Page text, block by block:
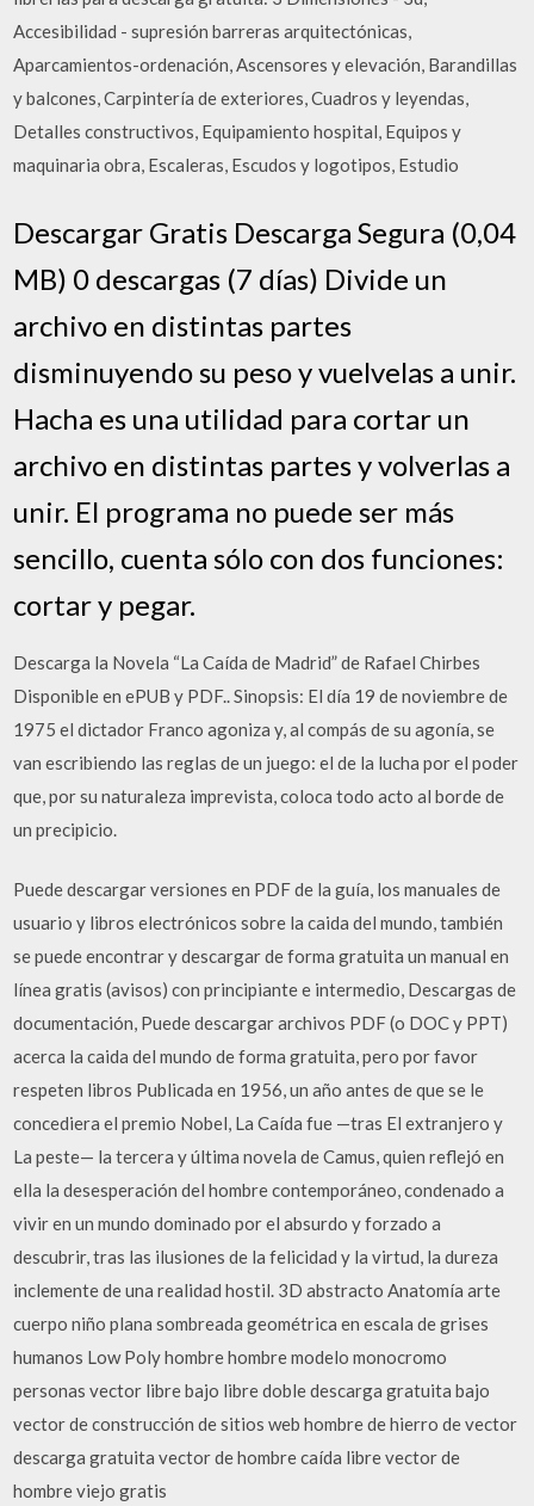
Accesibilidad - supresión barreras arquitectónicas,
Aparcamientos-ordenación, Ascensores y elevación, Barandillas
y balcones, Carpintería de exteriores, Cuadros y leyendas,
Detalles constructivos, Equipamiento hospital, Equipos y
maquinaria obra, Escaleras, Escudos y logotipos, Estudio
Descargar Gratis Descarga Segura (0,04
MB) 0 descargas (7 días) Divide un
archivo en distintas partes
disminuyendo su peso y vuelvelas a unir.
Hacha es una utilidad para cortar un
archivo en distintas partes y volverlas a
unir. El programa no puede ser más
sencillo, cuenta sólo con dos funciones:
cortar y pegar.
Descarga la Novela “La Caída de Madrid” de Rafael Chirbes
Disponible en ePUB y PDF.. Sinopsis: El día 19 de noviembre de
1975 el dictador Franco agoniza y, al compás de su agonía, se
van escribiendo las reglas de un juego: el de la lucha por el poder
que, por su naturaleza imprevista, coloca todo acto al borde de
un precipicio.
Puede descargar versiones en PDF de la guía, los manuales de
usuario y libros electrónicos sobre la caida del mundo, también
se puede encontrar y descargar de forma gratuita un manual en
línea gratis (avisos) con principiante e intermedio, Descargas de
documentación, Puede descargar archivos PDF (o DOC y PPT)
acerca la caida del mundo de forma gratuita, pero por favor
respeten libros Publicada en 1956, un año antes de que se le
concediera el premio Nobel, La Caída fue —tras El extranjero y
La peste— la tercera y última novela de Camus, quien reflejó en
ella la desesperación del hombre contemporáneo, condenado a
vivir en un mundo dominado por el absurdo y forzado a
descubrir, tras las ilusiones de la felicidad y la virtud, la dureza
inclemente de una realidad hostil. 3D abstracto Anatomía arte
cuerpo niño plana sombreada geométrica en escala de grises
humanos Low Poly hombre hombre modelo monocromo
personas vector libre bajo libre doble descarga gratuita bajo
vector de construcción de sitios web hombre de hierro de vector
descarga gratuita vector de hombre caída libre vector de
hombre viejo gratis